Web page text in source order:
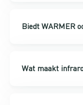
Biedt WARMER
Wat maakt